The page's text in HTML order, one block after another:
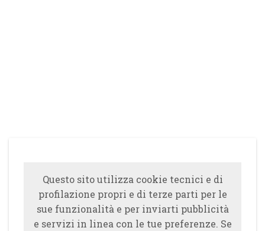
Questo sito utilizza cookie tecnici e di
profilazione propri e di terze parti per le
sue funzionalità e per inviarti pubblicità
e servizi in linea con le tue preferenze. Se